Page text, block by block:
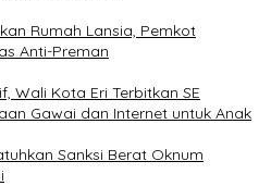
Rumah Lansia, Pemkot
Anti-Preman
Wali Kota Eri Terbitkan SE
Gawai dan Internet untuk Anak
Sanksi Berat Oknum